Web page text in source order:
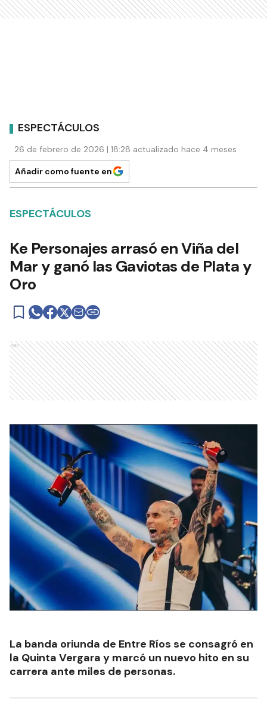
ESPECTÁCULOS
26 de febrero de 2026 | 18:28 actualizado hace 4 meses
Añadir como fuente en
ESPECTÁCULOS
Ke Personajes arrasó en Viña del
Mar y ganó las Gaviotas de Plata y
Oro
Ads
La banda oriunda de Entre Ríos se consagró en
la Quinta Vergara y marcó un nuevo hito en su
carrera ante miles de personas.